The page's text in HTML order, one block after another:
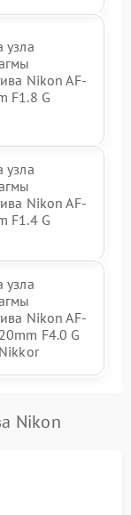
узла
Nikon AF-
F1.8 G
узла
Nikon AF-
F1.4 G
узла
Nikon AF-
F4.0 G
Nikon